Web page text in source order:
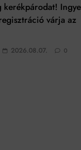
kerékpárodat!
várja az
2026.08.07. 0